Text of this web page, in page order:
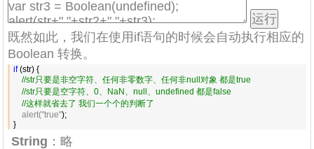
既然如此，我们在使用if语句的时候会自动执行相应的
Boolean 转换。
if (str) {
//str只要是非空字符、任何非零数字、任何非null对象 都是true
//str只要是空字符、0、NaN、null、undefined 都是false
//这样就省去了 我们一个个的判断了
    alert("true"
);
}
String ：略